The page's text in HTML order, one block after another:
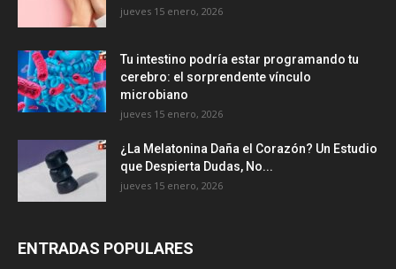
jueves 15 enero, 2026
Tu intestino podría estar programando tu
cerebro: el sorprendente vínculo
microbiano
jueves 15 enero, 2026
¿La Melatonina Daña el Corazón? Un Estudio
que Despierta Dudas, No...
jueves 15 enero, 2026
ENTRADAS POPULARES